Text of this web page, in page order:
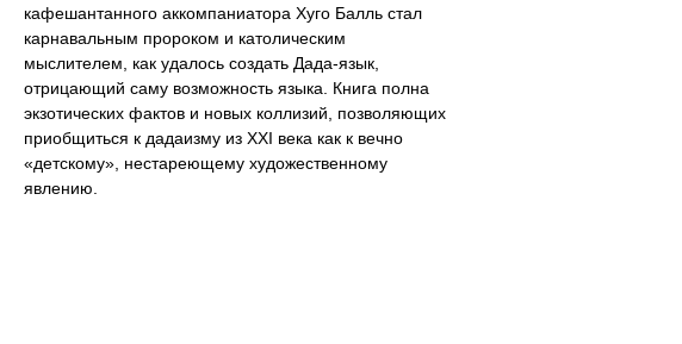
кафешантанного аккомпаниатора Хуго Балль стал
карнавальным пророком и католическим
мыслителем, как удалось создать Дада-язык,
отрицающий саму возможность языка. Книга полна
экзотических фактов и новых коллизий, позволяющих
приобщиться к дадаизму из XXI века как к вечно
«детскому», нестареющему художественному
явлению.